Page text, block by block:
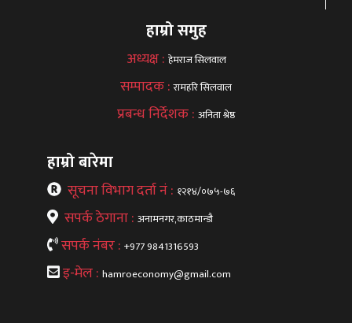
हाम्रो समुह
अध्यक्ष : हेमराज सिलवाल
सम्पादक :रामहरि सिलवाल
प्रबन्ध निर्देशक : अनिता श्रेष्ठ
हाम्रो बारेमा
सूचना विभाग दर्ता नं : १२१४/०७५-७६
सपर्क ठेगाना : अनामनगर,काठमान्डौ
सपर्क नंबर : +977 9841316593
इ-मेल : hamroeconomy@gmail.com